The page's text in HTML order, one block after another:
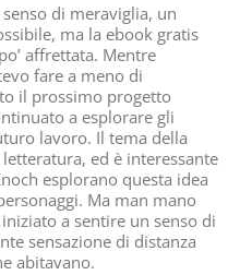
di meraviglia, un
ma la ebook gratis
affrettata. Mentre
fare a meno di
il prossimo progetto
a esplorare gli
lavoro. Il tema della
ed è interessante
esplorano questa idea
Ma man mano
a sentire un senso di
sensazione di distanza
abitavano.